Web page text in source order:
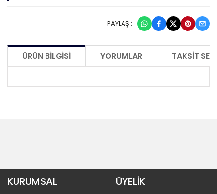
PAYLAŞ :
ÜRÜN BILGISI YORUMLAR TAKSIT
KURUMSAL ÜYELİK